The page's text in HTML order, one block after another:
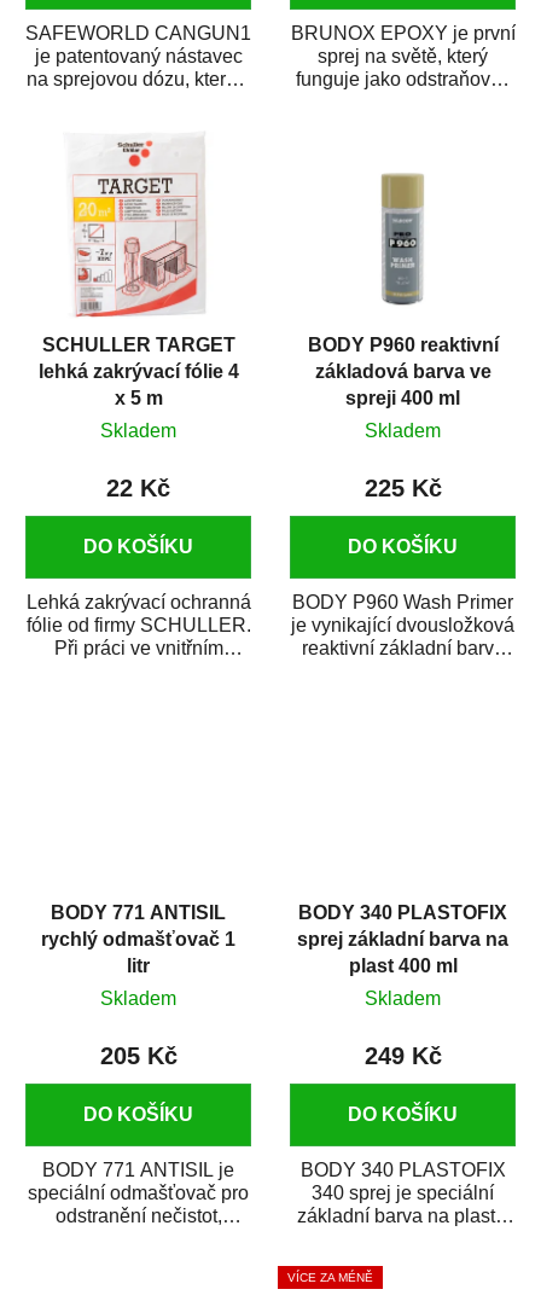
SAFEWORLD CANGUN1
je patentovaný nástavec
na sprejovou dózu, který ji
BRUNOX EPOXY je první
sprej na světě, který
funguje jako odstraňovač
SCHULLER TARGET
lehká zakrývací fólie 4
x 5 m
Skladem
22 Kč
DO KOŠÍKU
Lehká zakrývací ochranná
fólie od firmy SCHULLER.
Při práci ve vnitřním
BODY P960 reaktivní
základová barva ve
spreji 400 ml
Skladem
225 Kč
DO KOŠÍKU
BODY P960 Wash Primer
je vynikající dvousložková
reaktivní základní barva
BODY 771 ANTISIL
rychlý odmašťovač 1
litr
Skladem
205 Kč
DO KOŠÍKU
BODY 771 ANTISIL je
speciální odmašťovač pro
odstranění nečistot,
BODY 340 PLASTOFIX
sprej základní barva na
plast 400 ml
Skladem
249 Kč
DO KOŠÍKU
BODY 340 PLASTOFIX
340 sprej je speciální
základní barva na plasty,
vrchních...
VÍCE ZA MÉNĚ